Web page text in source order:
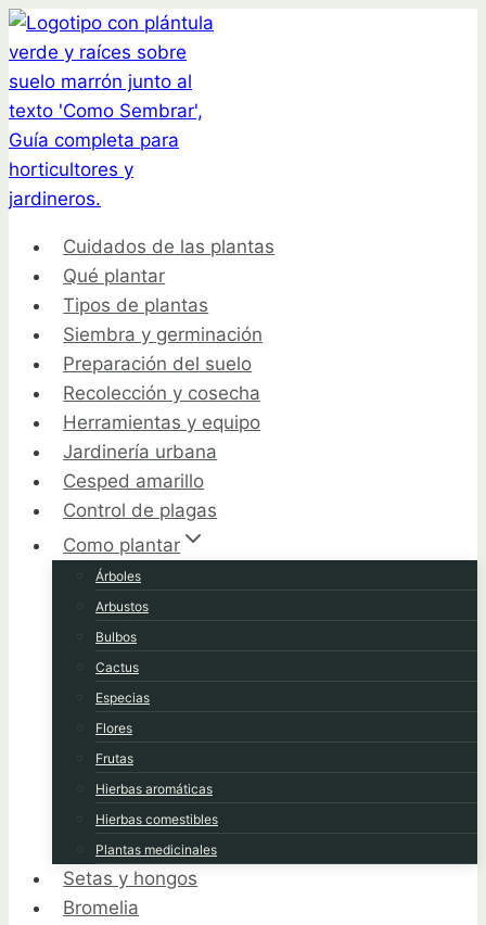
Saltar
al
contenido
Cuidados de las plantas
Qué plantar
Tipos de plantas
Siembra y germinación
Preparación del suelo
Recolección y cosecha
Herramientas y equipo
Jardinería urbana
Cesped amarillo
Control de plagas
Como plantar
Árboles
Arbustos
Bulbos
Cactus
Especias
Flores
Frutas
Hierbas aromáticas
Hierbas comestibles
Plantas medicinales
Setas y hongos
Bromelia